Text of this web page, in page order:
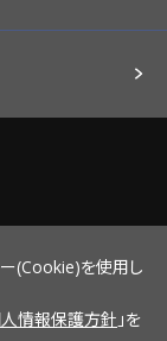
ー(Cookie)を使用し
情報保護方針 」を